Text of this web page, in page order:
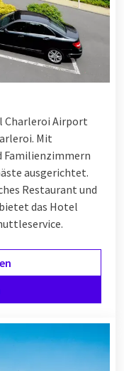
Charleroi Airport
Mit
Familienzimmern
ausgerichtet.
Restaurant und
das Hotel